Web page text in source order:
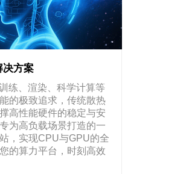
决方案
练、渲染、科学计算等
的极致追求，传统散热
高性能硬件的稳定与安
为高负载场景打造的一
，实现CPU与GPU的全
的算力平台，时刻高效